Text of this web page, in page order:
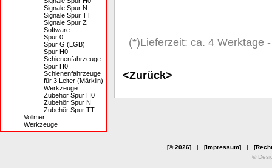
Signale Spur N
Signale Spur TT
Signale Spur Z
Software
Spur 0
Spur G (LGB)
Spur H0
Schienenfahrzeuge
Spur H0
Schienenfahrzeuge
für 3 Leiter (Märklin)
Werkzeuge
Zubehör Spur H0
Zubehör Spur N
Zubehör Spur TT
Vollmer
Werkzeuge
(*)Lieferzeit: ca. 4 Werktage
<Zurück>
[© 2026]| [Impressum]|
©